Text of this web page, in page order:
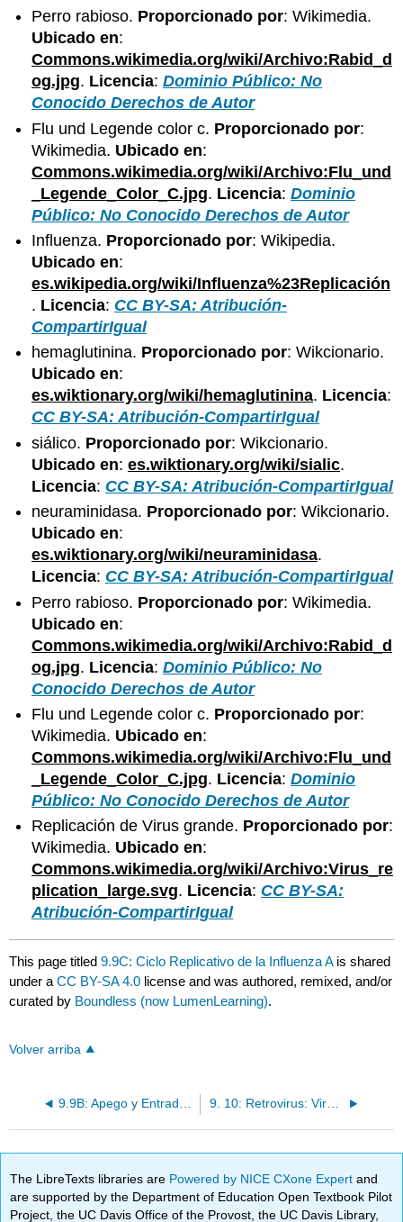
Perro rabioso. Proporcionado por: Wikimedia.
Ubicado en:
Commons.wikimedia.org/wiki/Archivo:Rabid_d
og.jpg. Licencia:Dominio Público: No
Conocido Derechos de Autor
Flu und Legende color c. Proporcionado por:
Wikimedia. Ubicado en:
Commons.wikimedia.org/wiki/Archivo:Flu_und
_Legende_Color_C.jpg. Licencia:Dominio
Público: No Conocido Derechos de Autor
Influenza. Proporcionado por: Wikipedia.
Ubicado en:
es.wikipedia.org/wiki/Influenza%23Replicación
. Licencia: CC BY-SA: Atribución-
CompartirIgual
hemaglutinina. Proporcionado por: Wikcionario.
Ubicado en:
es.wiktionary.org/wiki/hemaglutinina. Licencia:
CC BY-SA: Atribución-CompartirIgual
siálico. Proporcionado por: Wikcionario.
Ubicado en:es.wiktionary.org/wiki/sialic.
Licencia: CC BY-SA: Atribución-CompartirIgual
neuraminidasa. Proporcionado por: Wikcionario.
Ubicado en:
es.wiktionary.org/wiki/neuraminidasa.
Licencia: CC BY-SA: Atribución-CompartirIgual
Perro rabioso. Proporcionado por: Wikimedia.
Ubicado en:
Commons.wikimedia.org/wiki/Archivo:Rabid_d
og.jpg. Licencia:Dominio Público: No
Conocido Derechos de Autor
Flu und Legende color c. Proporcionado por:
Wikimedia. Ubicado en:
Commons.wikimedia.org/wiki/Archivo:Flu_und
_Legende_Color_C.jpg. Licencia:Dominio
Público: No Conocido Derechos de Autor
Replicación de Virus grande. Proporcionado por:
Wikimedia. Ubicado en:
Commons.wikimedia.org/wiki/Archivo:Virus_re
plication_large.svg. Licencia: CC BY-SA:
Atribución-CompartirIgual
This page titled9.9C: Ciclo Replicativo de la Influenza Ais shared
under aCC BY-SA 4.0 license and was authored, remixed, and/or
curated by Boundless (now LumenLearning).
Volver arriba
9. 10: Retrovirus: Virus de ARN bicatenario
The LibreTexts libraries are Powered by NICE CXone Expertand
are supported by the Department of Education Open Textbook Pilot
Project, the UC Davis Office of the Provost, the UC Davis Library,